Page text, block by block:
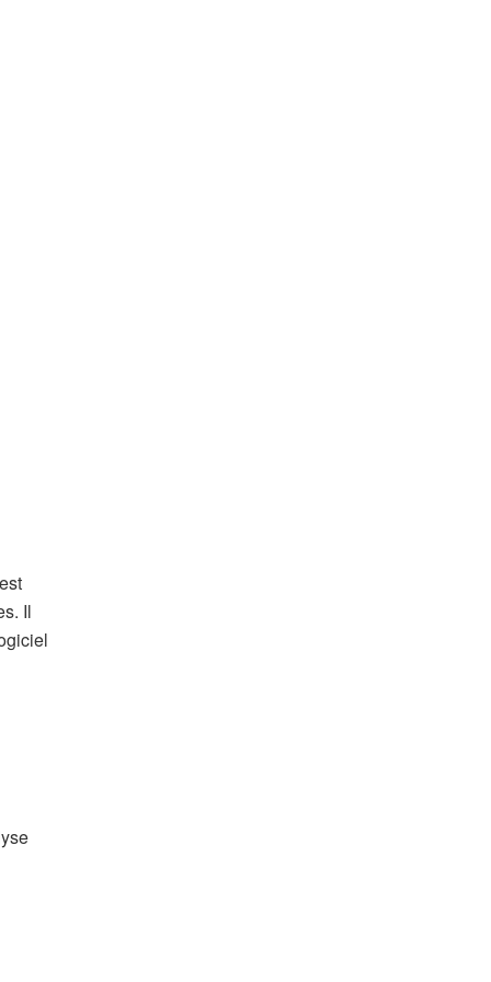
Il